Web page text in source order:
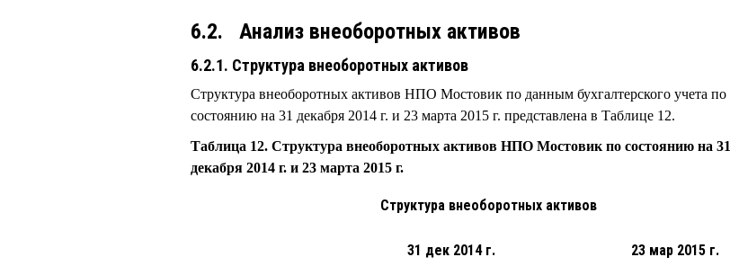
6.2. Анализ внеоборотных активов
6.2.1. Структура внеоборотных активов
Структура внеоборотных активов НПО Мостовик по данным бухгалтерского учета по
состоянию на 31 декабря 2014 г. и 23 марта 2015 г. представлена в Таблице 12.
Таблица 12. Структура внеоборотных активов НПО Мостовик по состоянию на 31
декабря 2014 г. и 23 марта 2015 г.
Структура внеоборотных активов
31 дек 2014 г. 23 мар 2015 г.